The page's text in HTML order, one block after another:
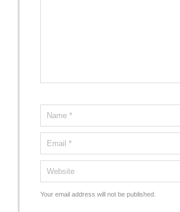
Your email address will not be published.